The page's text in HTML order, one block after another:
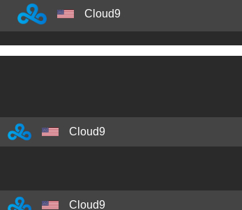
Cloud9
Cloud9
Cloud9